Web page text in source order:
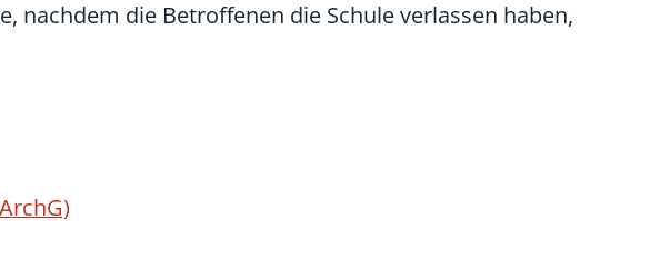
nachdem die Betroffenen die Schule verlassen haben,